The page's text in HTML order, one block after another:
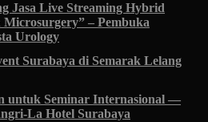
Jasa Live Streaming Hybrid
– Pembuka
Urology
Surabaya di Semarak Lelang
untuk Seminar Internasional —
La Hotel Surabaya